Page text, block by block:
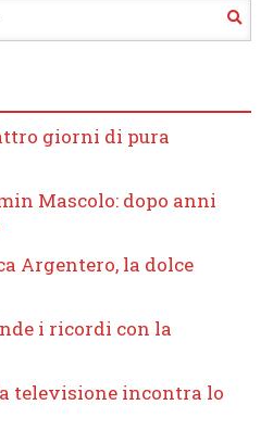
giorni di pura
Mascolo: dopo anni
Argentero, la dolce
i ricordi con la
televisione incontra lo